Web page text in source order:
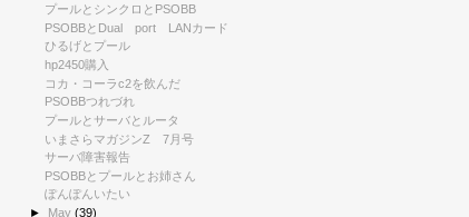
プールとシンクロとPSOBB
PSOBBとDual port LANカード
ひるげとプール
hp2450購入
コカ・コーラc2を飲んだ
PSOBBつれづれ
プールとサーバとルータ
いまさらマガジンZ 7月号
サーバ障害報告
PSOBBとプールとお姉さん
ぽんぽんいたい
►
May(39)